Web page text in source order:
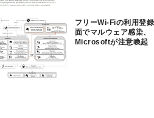
フリーWi-Fiの利用登
面でマルウェア感染、
Microsoftが注意喚起